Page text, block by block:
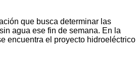
que busca determinar las
agua ese fin de semana. En la
encuentra el proyecto hidroeléctrico